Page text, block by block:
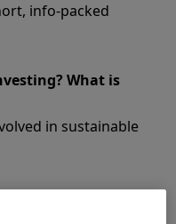
info-packed
What is
in sustainable
passionate